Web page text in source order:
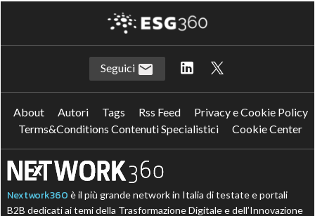
Seguici
About Autori Tags Rss Feed
Privacy e Cookie Policy
Terms&Conditions Contenuti Specialistici
Cookie Center
Nextwork360 è il più grande network in Italia di testate e portali
B2B dedicati ai temi della Trasformazione Digitale e dell’Innovazione